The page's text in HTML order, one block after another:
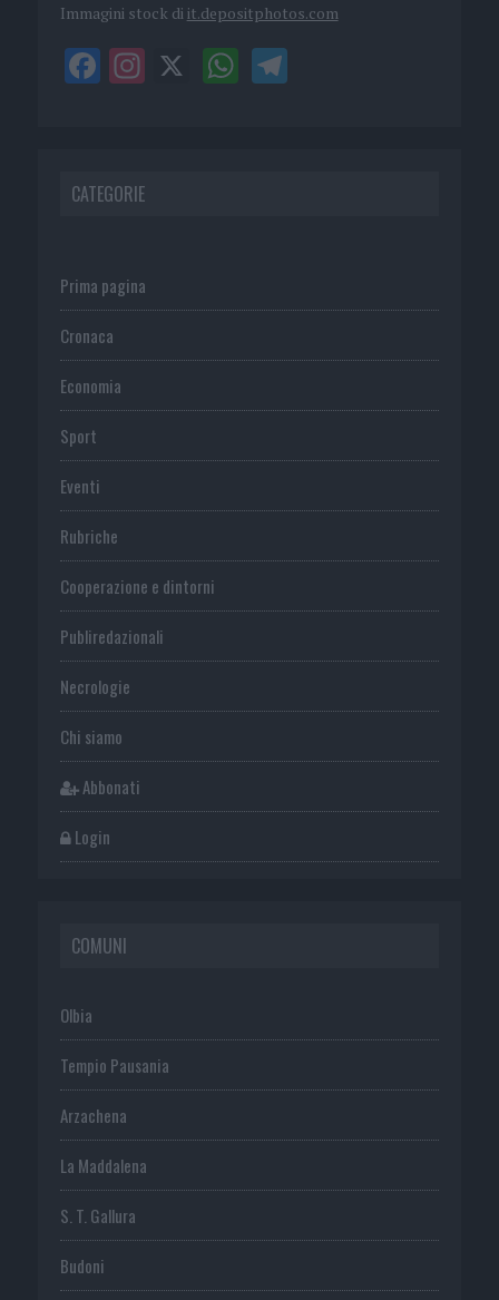
Immagini stock di it.depositphotos.com
CATEGORIE
Prima pagina
Cronaca
Economia
Sport
Eventi
Rubriche
Cooperazione e dintorni
Publiredazionali
Necrologie
Chi siamo
Abbonati
Login
COMUNI
Olbia
Tempio Pausania
Arzachena
La Maddalena
S. T. Gallura
Budoni